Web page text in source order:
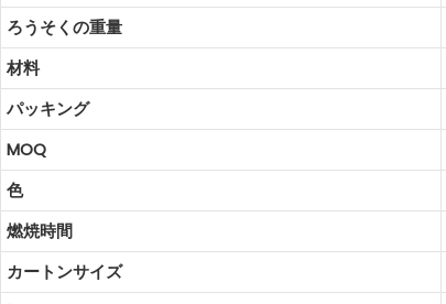
ろうそくの重量
材料
パッキング
MOQ
色
燃焼時間
カートンサイズ